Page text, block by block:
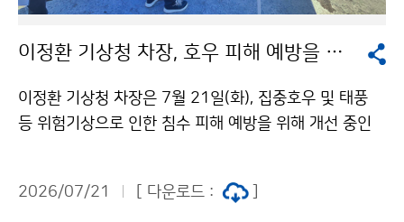
이정환 기상청 차장, 호우 피해 예방을 위한 자연재해 위험개선지구 방문
이정환 기상청 차장은 7월 21일(화), 집중호우 및 태풍
등 위험기상으로 인한 침수 피해 예방을 위해 개선 중인
16년 태풍 차바 등 그동안 태풍으로 인해 많은 비가 내려
2026/07/21 [ 다운로드 :